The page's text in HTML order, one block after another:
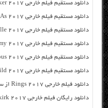
دانلود مستقیم فیلم خارجی Fifty Shades Darker 2017 از سرور سایت
دانلود مستقیم فیلم خارجی From Straight As 2017 از سرور سایت
دانلود مستقیم فیلم خارجی Zeroville 2017 از سرور سایت
دانلود مستقیم فیلم خارجی The Mummy 2017 از سرور سایت
دانلود مستقیم فیلم خارجی The Fate of the Furious 2017 از سرور سایت
دانلود مستقیم فیلم خارجی Running Wild 2017 از سرور سایت
دانلود فیلم خارجی Rings 2017 از سرور سایت
دانلود رایگان فیلم خارجی Dunkirk 2017 با لینک مستقیم